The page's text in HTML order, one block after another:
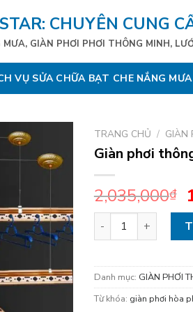
CHUYÊN CUNG
GIÀN PHƠI PHƠI THÔNG MINH,
VỤ SỬA CHỮA BẠT CHE NẮNG MƯA
TRANG CHỦ / GIÀN
Giàn phơi
2,035,000₫
Giàn phơi thông
Danh mục: GIÀN PHƠI
Từ khóa: giàn phơi hòa